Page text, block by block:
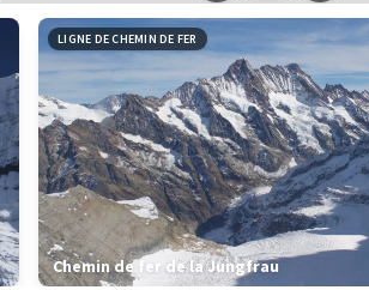
Leaflet|données ©OpenStreetMap/
LIGNE DE CHEMIN DE FER
Chemin de fer de la Jungfrau